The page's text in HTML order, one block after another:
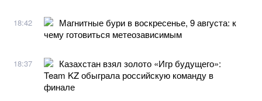
18:42
Магнитные бури в воскресенье, 9 августа: к
чему готовиться метеозависимым
18:37
Казахстан взял золото «Игр будущего»:
Team KZ обыграла российскую команду в
финале